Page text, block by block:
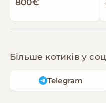
800€
Більше котиків у
Telegram